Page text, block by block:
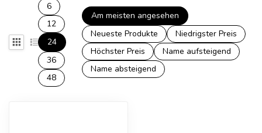
6
12
24
36
48
Am meisten angesehen
Neueste Produkte
Niedrigster Preis
Höchster Preis
Name aufsteigend
Name absteigend